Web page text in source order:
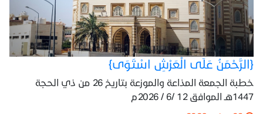
{الرَّحْمَنُ عَلَى الْعَرْشِ اسْتَوَى}
خطبة الجمعة المذاعة والموزعة بتاريخ 26 من ذي الحجة
1447هـ الموافق 12 /6 / 2026م